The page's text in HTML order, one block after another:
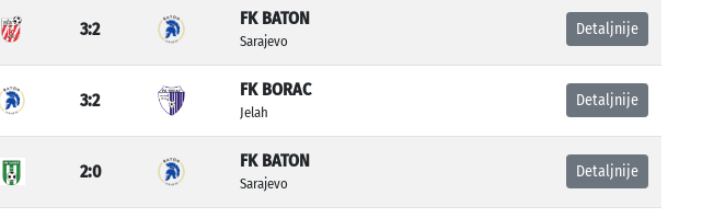
3:2
FK BATON
Sarajevo
Detaljnije
3:2
FK BORAC
Jelah
Detaljnije
2:0
FK BATON
Sarajevo
Detaljnije